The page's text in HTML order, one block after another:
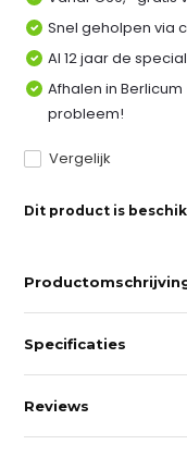
Snel geholpen via
Al 12 jaar de
Afhalen in
probleem!
Vergelijk
Dit product is
Specificaties
Reviews